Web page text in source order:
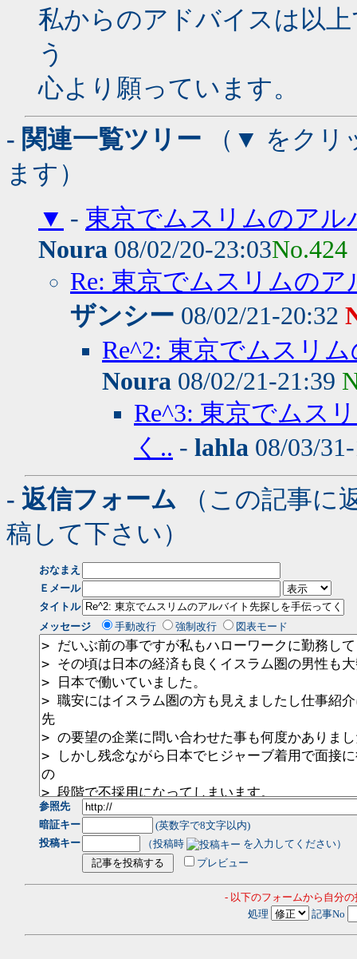
私からのアドバイスは以
う
心より願っています。
- 関連一覧ツリー （▼ をクリ
ます）
▼ - 東京でムスリムのア
Noura 08/02/20-23:03No.424
Re: 東京でムスリムの
ザンシー 08/02/21-20:32
Re^2: 東京でムスリ
Noura 08/02/21-21:39
Re^3: 東京でムス
く.. - lahla 08/03/
- 返信フォーム （この記事に
稿して下さい）
おなまえ
Ｅメール
タイトル
メッセージ
手動改行 強制改行 図表モード
参照先
暗証キー
(英数字で8文字以内)
投稿キー
（投稿時
を入力してください）
プレビュー
- 以下のフォームから自分
処理
記事No